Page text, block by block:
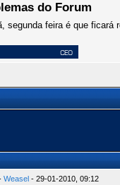
do Forum
segunda feira é que
Weasel - 29-01-2010, 09:12